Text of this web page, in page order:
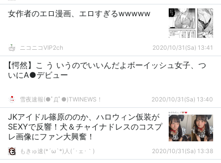
女作者のエロ漫画、エロすぎるwwwww
ニコニコVIP2ch 2020/10/31(Sa) 13:41
【愕然】こ う いうのでいいんだよボーイッシュ女子、つ
いにA●デビュー
雪夜速報(●ﾟДﾟ●)TWINEWS！ 2020/10/31(Sa) 13:40
JKアイドル篠原ののか、ハロウィン仮装が
SEXYで反響！犬＆チャイナドレスのコスプ
レ画像にファン大興奮！
もきゅ速(*´ω`*)人(´･ェ･｀) 2020/10/31(Sa) 13:38